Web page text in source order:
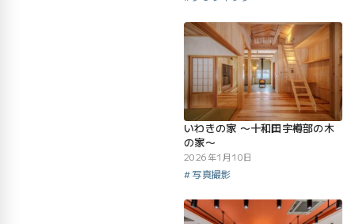
いわきの家 〜十和田宇樽部の木
の家〜
2026年1月10日
写真撮影